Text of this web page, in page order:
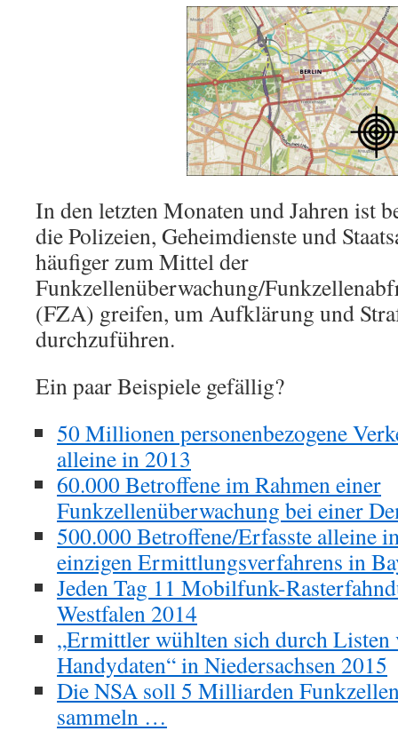
In den letzten Monaten und Jahren ist
die Polizeien, Geheimdienste und
häufiger zum Mittel der
Funkzellenüberwachung/
(FZA) greifen, um Aufklärung und
durchzuführen.
Ein paar Beispiele gefällig?
50 Millionen personenbezogene
alleine in 2013
60.000 Betroffene im Rahmen einer
Funkzellenüberwachung bei einer
500.000 Betroffene/Erfasste alleine
einzigen Ermittlungsverfahrens in
Jeden Tag 11 Mobilfunk-
Westfalen 2014
„Ermittler wühlten sich durch
Handydaten“ in Niedersachsen 2015
Die NSA soll 5 Milliarden
sammeln …